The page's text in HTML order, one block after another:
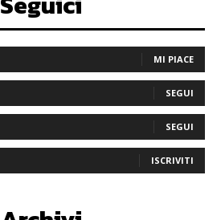
MI PIACE
SEGUI
SEGUI
ISCRIVITI